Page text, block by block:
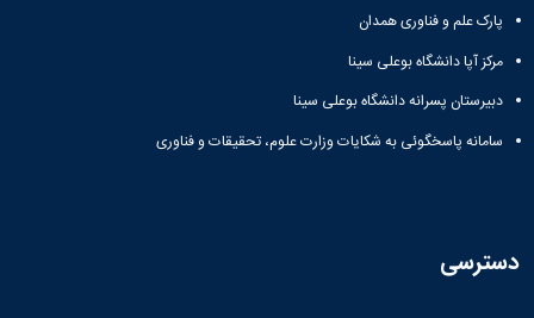
صنعت
کارآموزی
مراکز
بنیاد
ملی
نخبگان
بنیان
پارک علم و فناوری همدان
مرکز آپا دانشگاه بوعلی سینا
دبیرستان پسرانه دانشگاه بوعلی سینا
سامانه پاسخگوئی به شکایات وزارت علوم، تحقیقات و فناوری
دسترسی